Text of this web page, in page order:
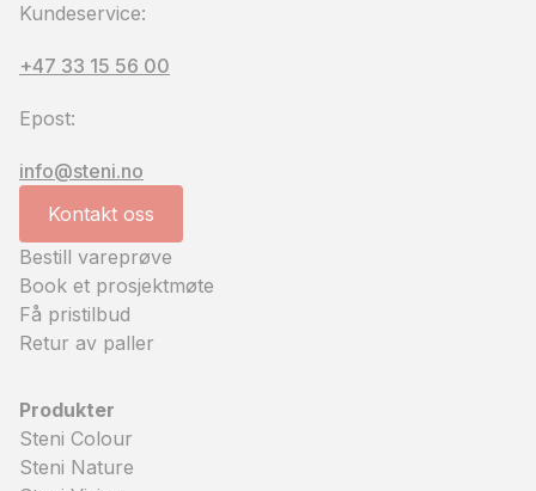
Kundeservice:
+47 33 15 56 00
Epost:
info@steni.no
Kontakt oss
Bestill vareprøve
Book et prosjektmøte
Få pristilbud
Retur av paller
Produkter
Steni Colour
Steni Nature